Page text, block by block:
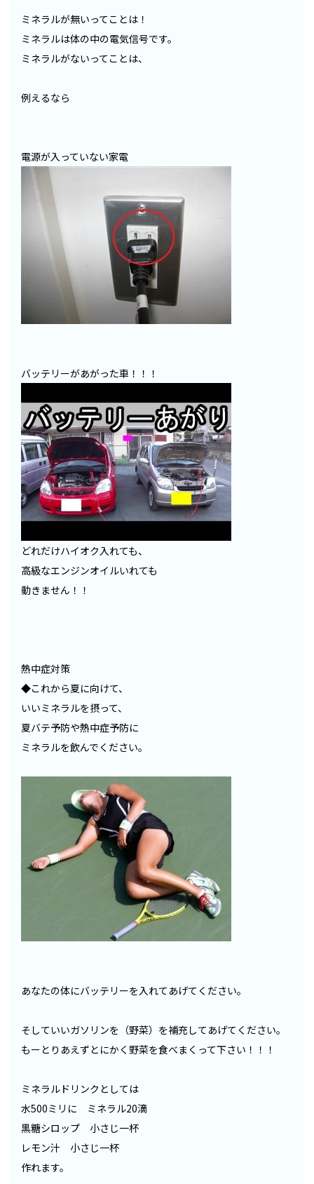
ミネラルが無いってことは！
ミネラルは体の中の電気信号です。
ミネラルがないってことは、
例えるなら
電源が入っていない家電
バッテリーがあがった車！！！
どれだけハイオク入れても、
高級なエンジンオイルいれても
動きません！！
熱中症対策
◆これから夏に向けて、
いいミネラルを摂って、
夏バテ予防や熱中症予防に
ミネラルを飲んでください。
あなたの体にバッテリーを入れてあげてください。
そしていいガソリンを（野菜）を補充してあげてください。
もーとりあえずとにかく野菜を食べまくって下さい！！！
ミネラルドリンクとしては
水500ミリに ミネラル20滴
黒糖シロップ 小さじ一杯
レモン汁 小さじ一杯
作れます。